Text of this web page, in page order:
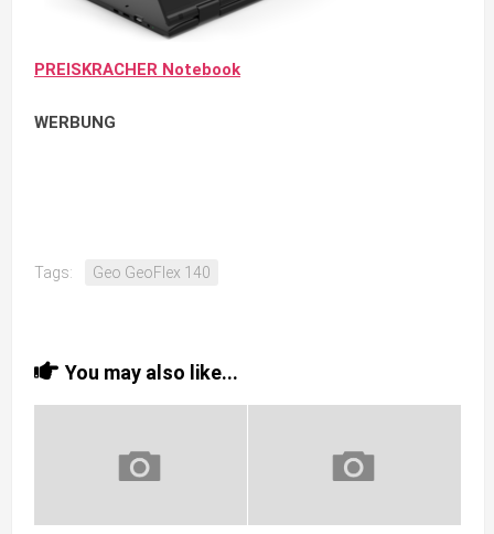
PREISKRACHER Notebook
WERBUNG
Tags: Geo GeoFlex 140
You may also like...